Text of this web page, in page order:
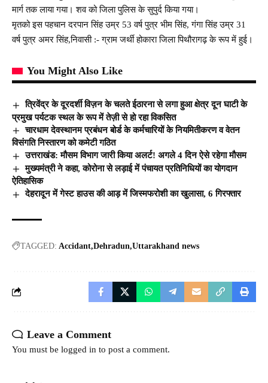
मार्ग तक लाया गया। शव को जिला पुलिस के सुपुर्द किया गया।
मृतको इस पहचान दरपान सिंह उम्र 53 वर्ष पुत्र भीम सिंह, गंगा सिंह उम्र 31
वर्ष पुत्र अमर सिंह,निवासी :- ग्राम जर्थी होकारा जिला पिथौरागढ़ के रूप में हुई।
You Might Also Like
त्रिवेंद्र के दूरदर्शी विज़न के चलते ईठारना से लगा हुआ क्षेत्र दून घाटी के
प्रमुख पर्यटक स्थल के रूप में तेज़ी से हो रहा विकसित
चारधाम देवस्थानम प्रबंधन बोर्ड के कर्मचारियों के नियमितीकरण व वेतन
विसंगति निस्तारण को कमेटी गठित
उत्तराखंड: मौसम विभाग जारी किया अलर्ट! अगले 4 दिन ऐसे रहेगा मौसम
मुख्यमंत्री ने कहा, कोरोना से लड़ाई में पंचायत प्रतिनिधियों का योगदान
ऐतिहासिक
देहरादून में गेस्ट हाउस की आड़ में जिस्मफरोशी का खुलासा, 6 गिरफ्तार
TAGGED: Accidant Dehradun Uttarakhand news
Leave a Comment
You must be logged in to post a comment.